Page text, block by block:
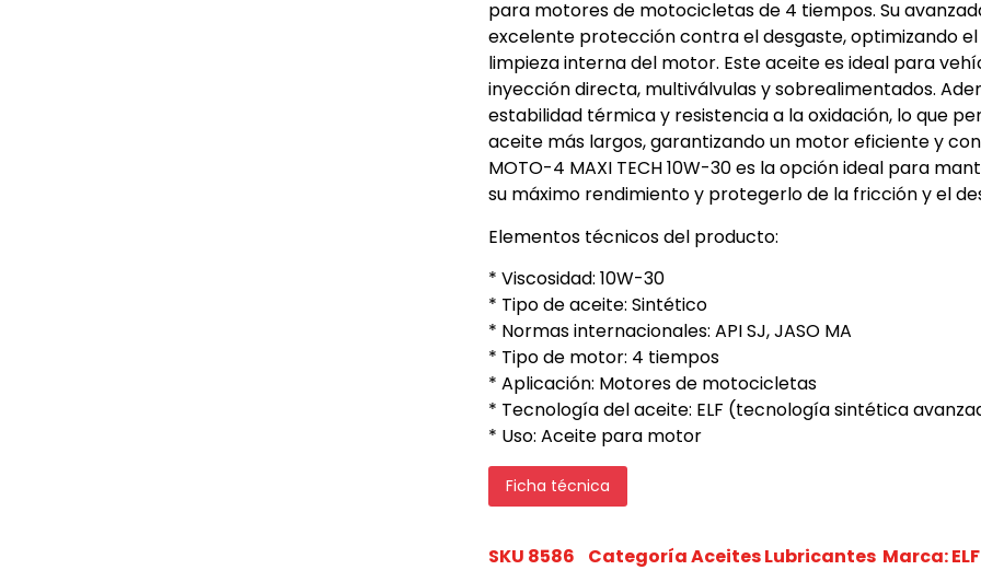
para motores de motocicletas de 4 tiempos. Su
excelente protección contra el desgaste, optimizando
limpieza interna del motor. Este aceite es ideal para
inyección directa, multiválvulas y sobrealimentados.
estabilidad térmica y resistencia a la oxidación, lo que
aceite más largos, garantizando un motor eficiente y
MOTO-4 MAXI TECH 10W-30 es la opción ideal para
su máximo rendimiento y protegerlo de la fricción y el
Elementos técnicos del producto:
* Viscosidad: 10W-30
* Tipo de aceite: Sintético
* Normas internacionales: API SJ, JASO MA
* Tipo de motor: 4 tiempos
* Aplicación: Motores de motocicletas
* Tecnología del aceite: ELF (tecnología sintética
* Uso: Aceite para motor
Ficha técnica
SKU 8586 CategoríaAceites Lubricantes Marca:ELF